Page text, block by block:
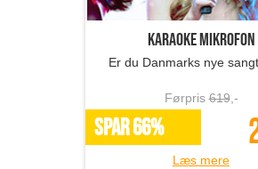
Karaoke mikrofon
Er du Danmarks nye
Førpris619,-
SPAR 66%
Læs mere